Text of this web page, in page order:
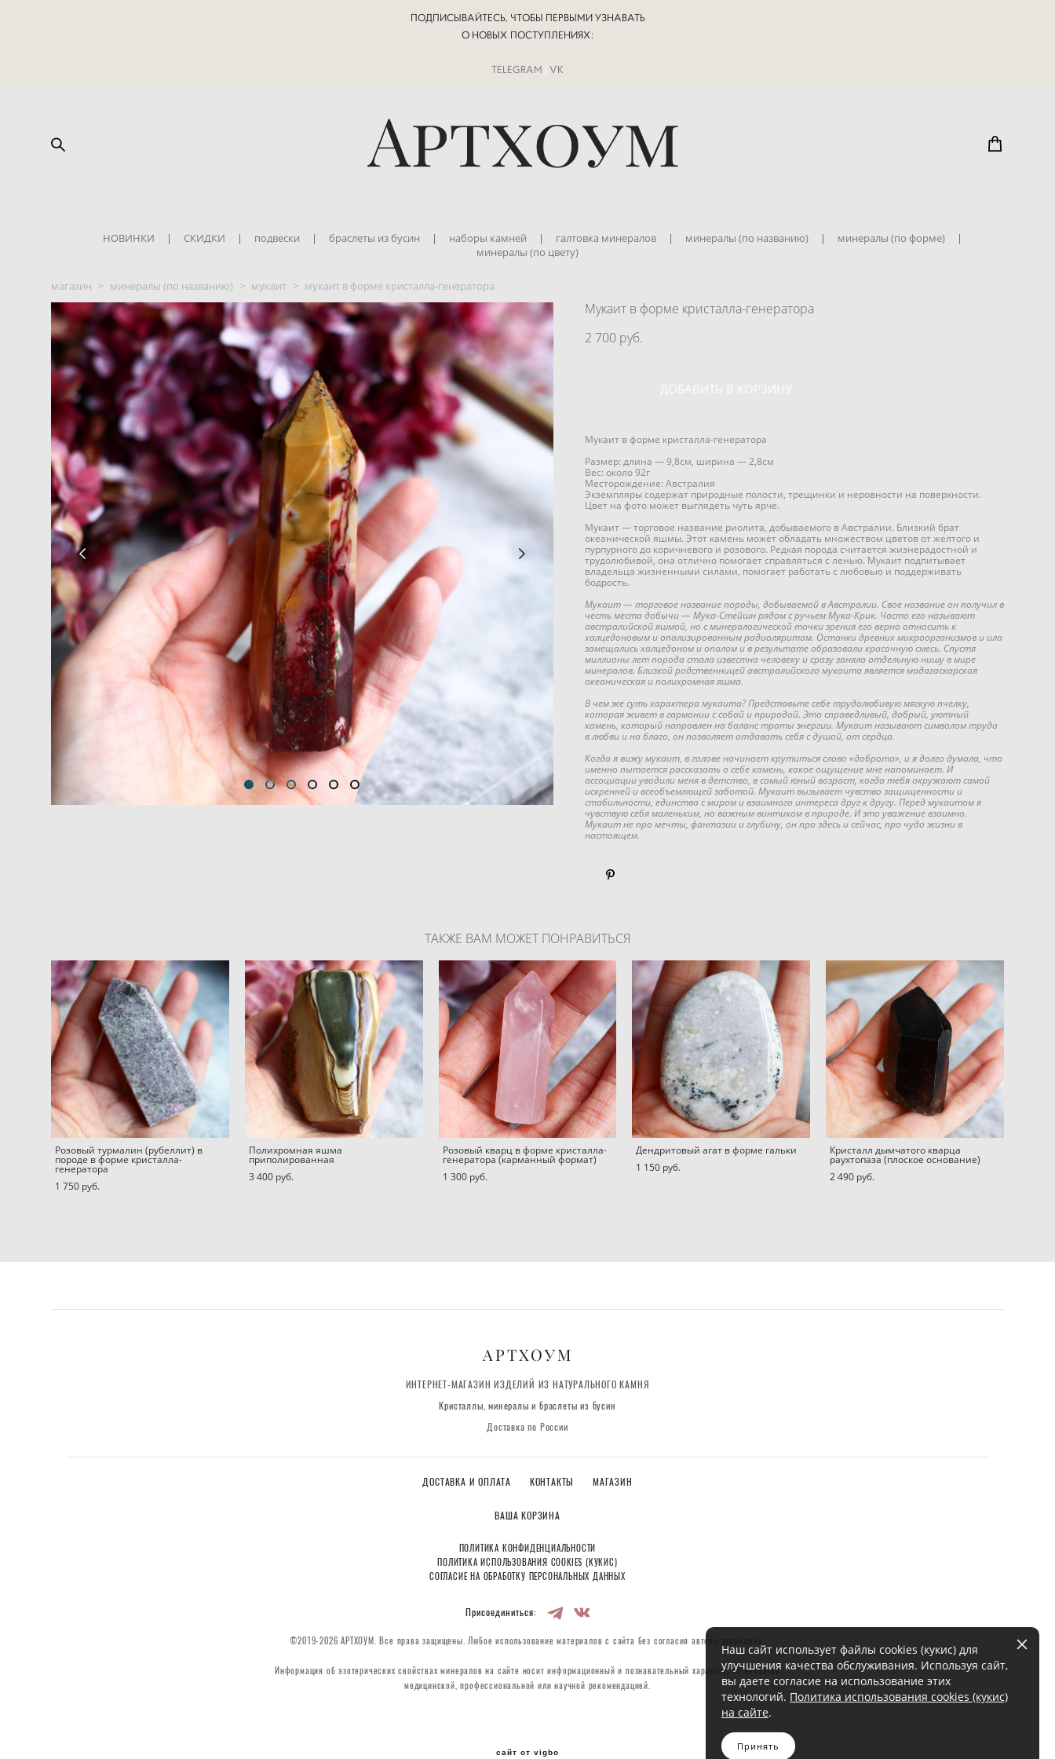
ПОДПИСЫВАЙТЕСЬ, ЧТОБЫ ПЕРВЫМИ УЗНАВАТЬ
О НОВЫХ ПОСТУПЛЕНИЯХ:
TELEGRAM | VK
НОВИНКИ | СКИДКИ | подвески | браслеты из бусин | наборы камней | галтовка минералов | минералы (по названию) | минералы (по форме)
|
минералы (по цвету)
магазин > минералы (по названию) > мукаит > мукаит в форме кристалла-генератора
Мукаит в форме кристалла-генератора
2 700 pуб.
ДОБАВИТЬ В КОРЗИНУ
Мукаит в форме кристалла-генератора
Размер: длина — 9,8см, ширина — 2,8см
Вес: около 92г
Месторождение: Австралия
Экземпляры содержат природные полости, трещинки и неровности на поверхности.
Цвет на фото может выглядеть чуть ярче.
Мукаит — торговое название риолита, добываемого в Австралии. Близкий брат
океанической яшмы. Этот камень может обладать множеством цветов от желтого и
пурпурного до коричневого и розового. Редкая порода считается жизнерадостной и
трудолюбивой, она отлично помогает справляться с ленью. Мукаит подпитывает
владельца жизненными силами, помогает работать с любовью и поддерживать
бодрость.
Мукаит — торговое название породы, добываемой в Австралии. Свое название он получил в
честь места добычи — Мука-Стейшн рядом с ручьем Мука-Крик. Часто его называют
австралийской яшмой, но с минералогической точки зрения его верно относить к
халцедоновым и опализированным радиоляритам. Останки древних микроорганизмов и ила
замещались халцедоном и опалом и в результате образовали красочную смесь. Спустя
миллионы лет порода стала известна человеку и сразу заняла отдельную нишу в мире
минералов. Близкой родственницей австралийского мукаита является мадагаскарская
океаническая и полихромная яшма.
В чем же суть характера мукаита? Представьте себе трудолюбивую мягкую пчелку,
которая живет в гармонии с собой и природой. Это справедливый, добрый, уютный
камень, который направлен на баланс траты энергии. Мукаит называют символом труда
в любви и на благо, он позволяет отдавать себя с душой, от сердца.
Когда я вижу мукаит, в голове начинает крутиться слово «доброта», и я долго думала, что
именно пытается рассказать о себе камень, какое ощущение мне напоминает. И
ассоциации уводили меня в детство, в самый юный возраст, когда тебя окружают самой
искренней и всеобъемлющей заботой. Мукаит вызывает чувство защищенности и
стабильности, единства с миром и взаимного интереса друг к другу. Перед мукаитом я
чувствую себя маленьким, но важным винтиком в природе. И это уважение взаимно.
Мукаит не про мечты, фантазии и глубину, он про здесь и сейчас, про чудо жизни в
настоящем.
ТАКЖЕ ВАМ МОЖЕТ ПОНРАВИТЬСЯ
Розовый турмалин (рубеллит) в
породе в форме кристалла-
генератора
1 750 pуб.
Полихромная яшма
приполированная
3 400 pуб.
Розовый кварц в форме кристалла-
генератора (карманный формат)
1 300 pуб.
Дендритовый агат в форме гальки
1 150 pуб.
Кристалл дымчатого кварца
раухтопаза (плоское основание)
2 490 pуб.
АРТХОУМ
ИНТЕРНЕТ-МАГАЗИН ИЗДЕЛИЙ ИЗ НАТУРАЛЬНОГО КАМНЯ
Кристаллы, минералы и браслеты из бусин
Доставка по России
ДОСТАВКА И ОПЛАТА КОНТАКТЫ МАГАЗИН
ВАША КОРЗИНА
ПОЛИТИКА КОНФИДЕНЦИАЛЬНОСТИ
ПОЛИТИКА ИСПОЛЬЗОВАНИЯ COOKIES (КУКИС)
СОГЛАСИЕ НА ОБРАБОТКУ ПЕРСОНАЛЬНЫХ ДАННЫХ
Присоединиться:
©2019-2026 АРТХОУМ. Все права защищены. Любое использование материалов с сайта без согласия автора запрещено.
Информация об эзотерических свойствах минералов на сайте носит информационный и познавательный характер, не является
медицинской, профессиональной или научной рекомендацией.
сайт от vigbo
Наш сайт использует файлы cookies (кукис) для
улучшения качества обслуживания. Используя сайт,
вы даете согласие на использование этих
технологий. Политика использования cookies (кукис)
на сайте.
Принять